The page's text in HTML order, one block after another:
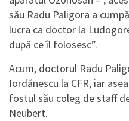
său Radu Paligora a
lucra ca doctor la
după ce îl folosesc”.
Acum, doctorul Radu
Iordănescu la CFR, iar
fostul său coleg de staff
Neubert.